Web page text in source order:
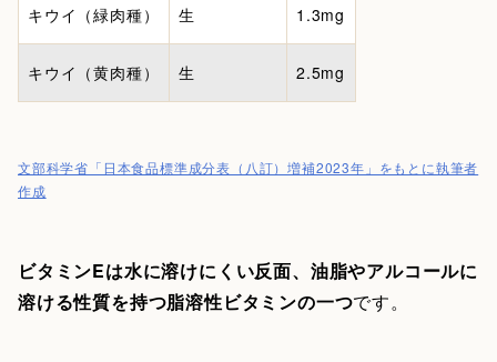
キウイ（緑肉種） 生 1.3mg
キウイ（黄肉種） 生 2.5mg
文部科学省「日本食品標準成分表（八訂）増補2023年」をもとに執筆者
作成
ビタミンEは水に溶けにくい反面、油脂やアルコールに
溶ける性質を持つ脂溶性ビタミンの一つです。